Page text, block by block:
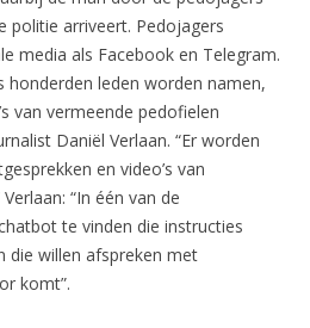
politie arriveert. Pedojagers
media als Facebook en Telegram.
leden worden namen,
van vermeende pedofielen
Daniël Verlaan. “Er worden
en video’s van
“In één van de
te vinden die instructies
die willen afspreken met
komt”.